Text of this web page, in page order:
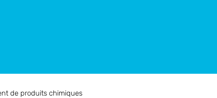
de produits chimiques